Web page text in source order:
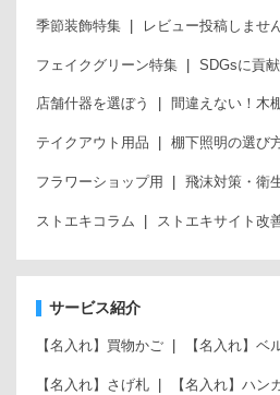
季節装飾特集 レビュー投稿しませ
フェイクグリーン特集 SDGsに貢
店舗什器を選ぼう 間違えない！木
テイクアウト用品 棚下照明の選び
フラワーショップ用 飛沫対策・衛
ストエキコラム ストエキサイト改
サービス紹介
【名入れ】買物かご 【名入れ】ベ
【名入れ】さげ札 【名入れ】ハン